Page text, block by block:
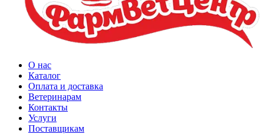
О нас
Каталог
Оплата и доставка
Ветеринарам
Контакты
Услуги
Поставщикам